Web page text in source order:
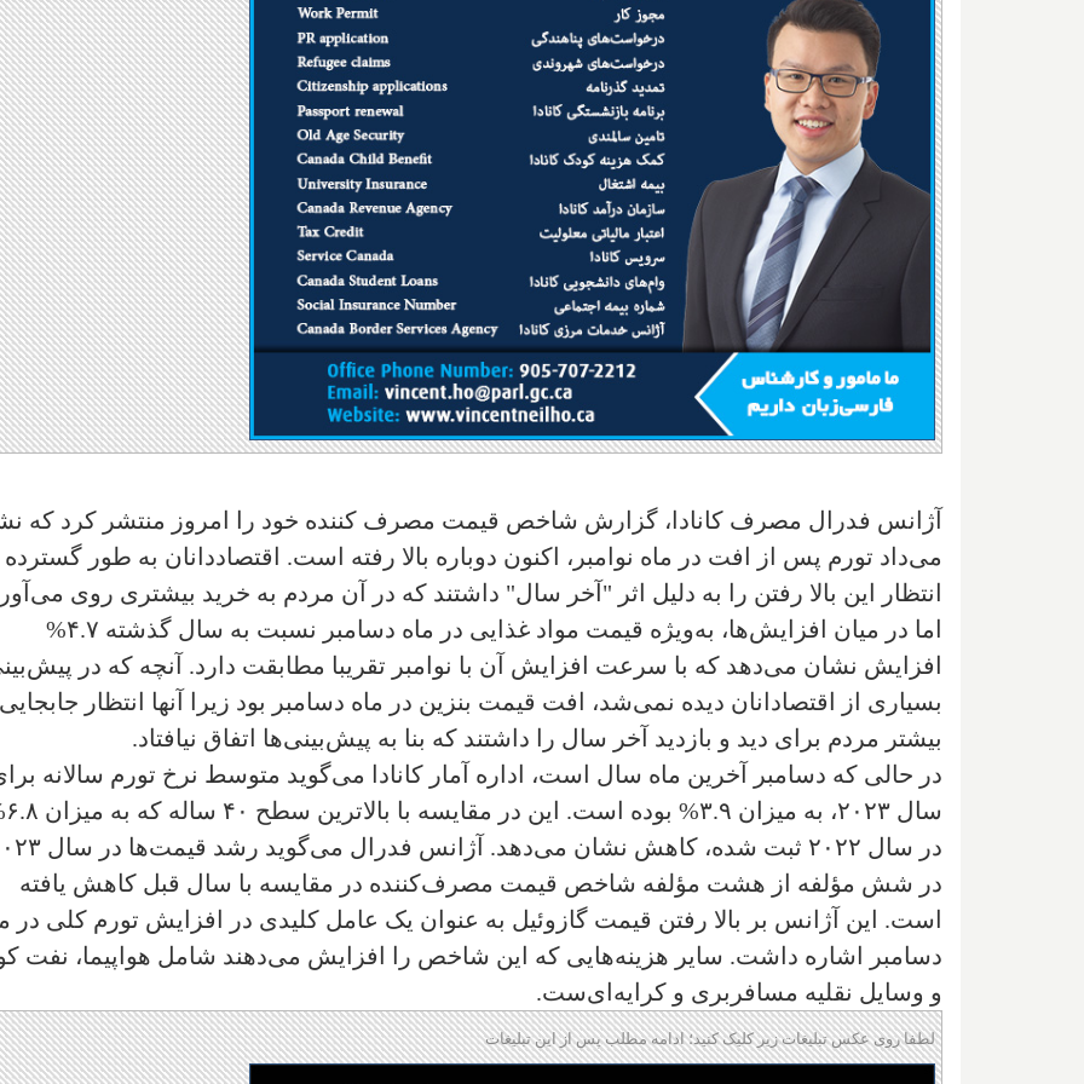
آژانس فدرال مصرف کانادا، گزارش شاخص قیمت مصرف کننده خود را امروز منتشر کرد که
می‌داد تورم پس از افت در ماه نوامبر، اکنون دوباره بالا رفته است. اقتصاددانان به طور گسترده
انتظار این بالا رفتن را به دلیل اثر "آخر سال" داشتند که در آن مردم به خرید بیشتری روی
اما در میان افزایش‌ها، به‌ویژه قیمت مواد غذایی در ماه دسامبر نسبت به سال گذشته ۴.۷%
افزایش نشان می‌دهد که با سرعت افزایش آن با نوامبر تقریبا مطابقت دارد. آنچه که در
بسیاری از اقتصادانان دیده نمی‌شد، افت قیمت بنزین در ماه دسامبر بود زیرا آنها انتظار جابجایی
بیشتر مردم برای دید و بازدید آخر سال را داشتند که بنا به پیش‌بینی‌ها اتفاق نیافتاد.
در حالی که دسامبر آخرین ماه سال است، اداره آمار کانادا می‌گوید متوسط نرخ تورم سالانه
سال ۲۰۲۳، به
در سال ۲۰۲۲ ثبت شده، کاهش نشان می‌دهد. آژانس فدرال
در شش مؤلفه از هشت مؤلفه شاخص قیمت مصرف‌کننده در مقایسه با سال قبل کاهش یافته
است. این آژانس بر بالا رفتن قیمت گازوئیل به عنوان یک عامل کلیدی در افزایش تورم کلی در
دسامبر اشاره داشت. سایر هزینه‌هایی که این شاخص را افزایش می‌دهند شامل هواپیما، نفت
و وسایل نقلیه مسافربری و کرایه‌ای‌ست.
لطفا روی عکس تبلیغات زیر کلیک کنید؛ ادامه مطلب پس از این تبلیغات